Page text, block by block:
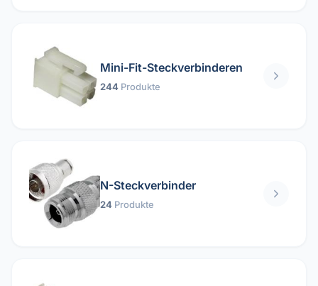
Mini-Fit-Steckverbinderen
244 Produkte
N-Steckverbinder
24 Produkte